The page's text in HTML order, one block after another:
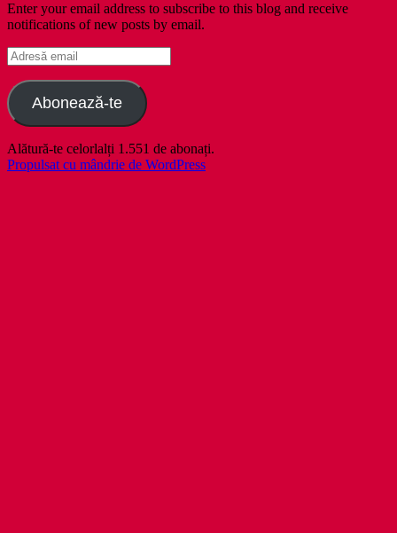
Enter your email address to subscribe to this blog and receive
notifications of new posts by email.
Adresă
email
Abonează-te
Alătură-te celorlalți 1.551 de abonați.
Propulsat cu mândrie de WordPress